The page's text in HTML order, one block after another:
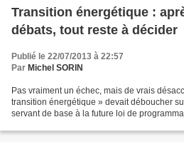
Transition énergétique :
débats, tout reste à décider
Publié le 22/07/2013 à 22:57
Par Michel SORIN
Pas vraiment un échec, mais de vrais
transition énergétique » devait déboucher
servant de base à la future loi de